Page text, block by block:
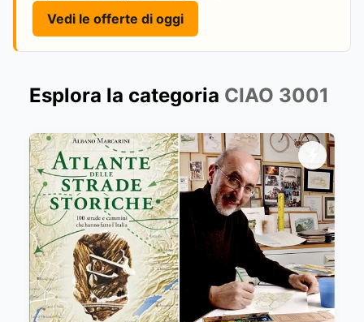
Vedi le offerte di oggi
Esplora la categoria CIAO 3001